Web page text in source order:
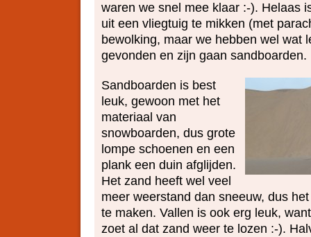
waren we snel mee klaar :-). Helaas
uit een vliegtuig te mikken (met
bewolking, maar we hebben wel wat
gevonden en zijn gaan sandboarden.
Sandboarden is best
leuk, gewoon met het
materiaal van
snowboarden, dus grote
lompe schoenen en een
plank een duin afglijden.
Het zand heeft wel veel
meer weerstand dan sneeuw, dus
te maken. Vallen is ook erg leuk,
zoet al dat zand weer te lozen :-).